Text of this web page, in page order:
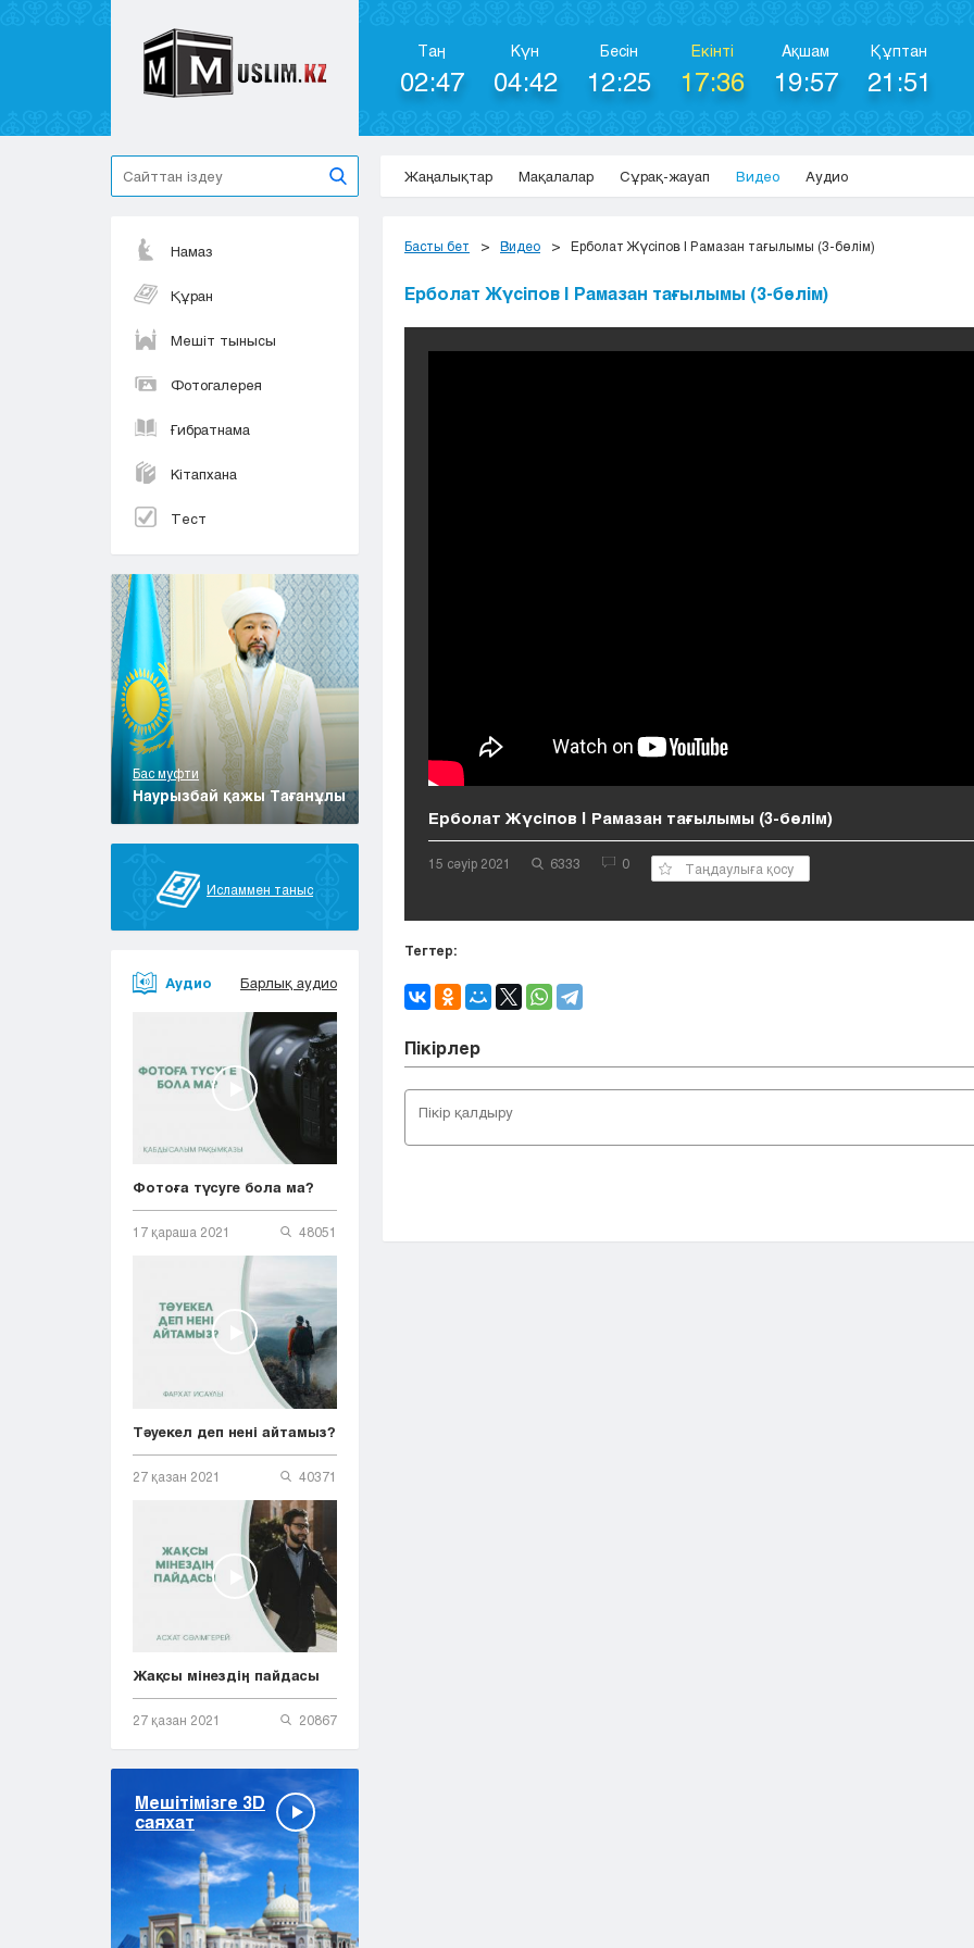
Таң
02:47
Күн
04:42
Бесін
12:25
Екінті
17:36
Ақшам
19:57
Құптан
21:51
Жаңалықтар Мақалалар Сұрақ-жауап Видео Аудио
Намаз
Құран
Мешіт тынысы
Фотогалерея
Ғибратнама
Кітапхана
Тест
Бас муфти
Наурызбай қажы Тағанұлы
Исламмен таныс
Аудио Барлық аудио
Фотоға түсуге бола ма?
17 қараша 2021 48051
Тәуекел деп нені айтамыз?
27 қазан 2021 40371
Жақсы мінездің пайдасы
27 қазан 2021 20867
Мешітімізге 3D
саяхат
Басты бет Видео Ерболат Жүсіпов | Рамазан тағылымы (3-бөлім)
Ерболат Жүсіпов | Рамазан тағылымы (3-бөлім)
Ерболат Жүсіпов | Рамазан тағылымы (3-бөлім)
15 сәуір 2021 6333 0 Таңдаулыға қосу
Тегтер:
Пікірлер